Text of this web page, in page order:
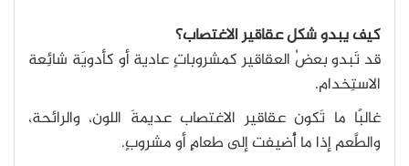
كيف يبدو شكل عقاقير الاغتصاب؟
قد تَبدو بعضُ العقاقير كمشروباتٍ عادية أو كأدويَة شائِعة
الاستِخدام.
غالبًا ما تَكون عقاقير الاغتصاب عديمةَ اللون، والرائحة،
والطَّعم إذا ما أُضيفت إلى طعامٍ أو مشروبٍ.